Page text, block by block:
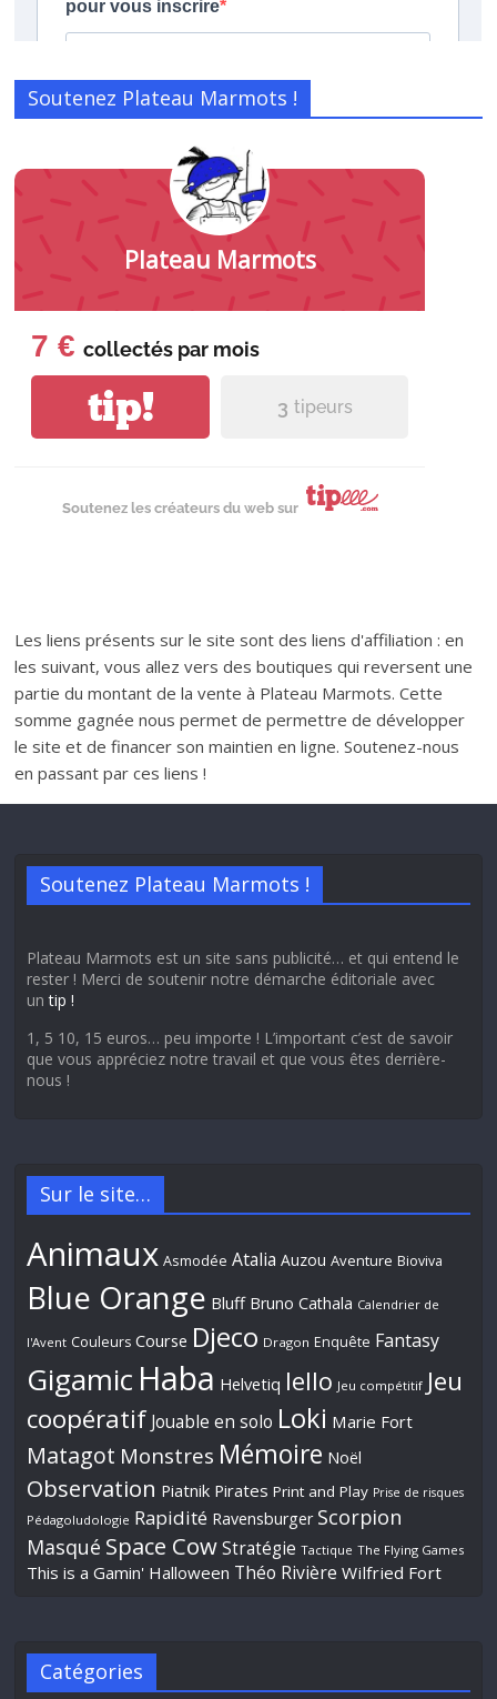
Soutenez Plateau Marmots !
Plateau Marmots
7 € collectés par mois
tip! 3 tipeurs
Soutenez les créateurs du web sur
Les liens présents sur le site sont des liens d'affiliation : en
les suivant, vous allez vers des boutiques qui reversent une
partie du montant de la vente à Plateau Marmots. Cette
somme gagnée nous permet de permettre de développer
le site et de financer son maintien en ligne. Soutenez-nous
en passant par ces liens !
Soutenez Plateau Marmots !
Plateau Marmots est un site sans publicité… et qui entend le
rester ! Merci de soutenir notre démarche éditoriale avec
untip !
1, 5 10, 15 euros… peu importe ! L’important c’est de savoir
que vous appréciez notre travail et que vous êtes derrière-
nous !
Sur le site…
Animaux Asmodée Atalia Auzou Aventure Bioviva
Blue Orange Bluff Bruno Cathala Calendrier de
l'Avent Couleurs Course Djeco Dragon Enquête Fantasy
Gigamic Haba Helvetiq Iello Jeu compétitif Jeu
coopératif Jouable en solo Loki Marie Fort
Matagot Monstres Mémoire Noël
Observation Piatnik Pirates Print and Play Prise de risques
Pédagoludologie Rapidité Ravensburger Scorpion
Masqué Space Cow Stratégie Tactique The Flying Games
This is a Gamin' Halloween Théo Rivière Wilfried Fort
Catégories